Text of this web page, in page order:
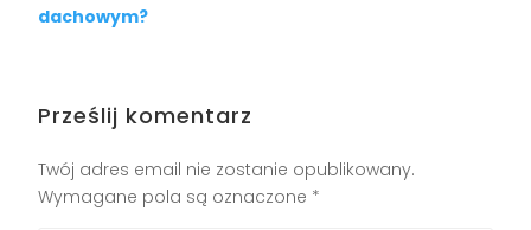
dachowym?
Prześlij komentarz
Twój adres email nie zostanie opublikowany.
Wymagane pola są oznaczone *